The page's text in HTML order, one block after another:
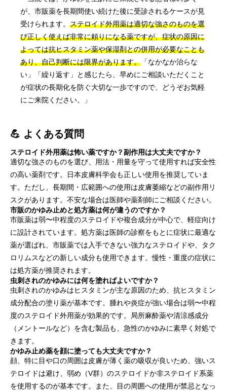
が、市販薬を長期間使い続けた後に受診されるケースが見
受けられます。 ステロイド外用薬は適切な強さのものを選
び正しく使えば非常に頼りになる薬ですが、症状の原因に
よっては抗ヒスタミン薬や保湿剤との併用が必要なことも
あり、自己判断には限界があります。 「なかなか治らな
い」「繰り返す」と感じたら、早めにご相談いただくこと
が症状の長期化を防ぐ大切な一歩ですので、どうぞお気軽
にご来院ください。」
💪 よくある質問
ステロイド外用薬は怖い薬ですか？副作用は大丈夫ですか？
適切な強さのものを選び、用法・用量を守って使用すれば安全性
の高い薬剤です。日本皮膚科学会も正しい使用を推奨していま
す。ただし、長期間・広範囲への使用は皮膚萎縮などの副作用リ
スクがあります。不安な場合は医師や薬剤師にご相談ください。
市販のかゆみ止めと処方薬は何が違うのですか？
市販薬は弱〜中程度のステロイドや複合成分が中心で、軽症向け
に設計されています。処方薬は医師の診察をもとに症状に最適な
薬が選ばれ、市販薬では入手できない強力なステロイドや、タク
ロリムスなどの新しい成分も使用できます。慢性・重度の症状に
は処方薬が推奨されます。
虫刺されのかゆみには何を塗ればよいですか？
虫刺されのかゆみはヒスタミンが主な原因のため、抗ヒスタミン
成分配合の塗り薬が基本です。腫れや炎症が強い場合は弱〜中程
度のステロイド外用薬が効果的です。局所麻酔薬や清涼感成分
（メントールなど）を含む製品も、急性のかゆみに素早く対処で
きます。
かゆみ止め薬を顔に塗っても大丈夫ですか？
顔、特に目や口の周囲は皮膚が薄く薬の吸収が良いため、強いス
テロイドは避け、弱め（V群）のステロイドか非ステロイド系薬
を使用するのが基本です。また、目の周囲への使用が禁忌となっ